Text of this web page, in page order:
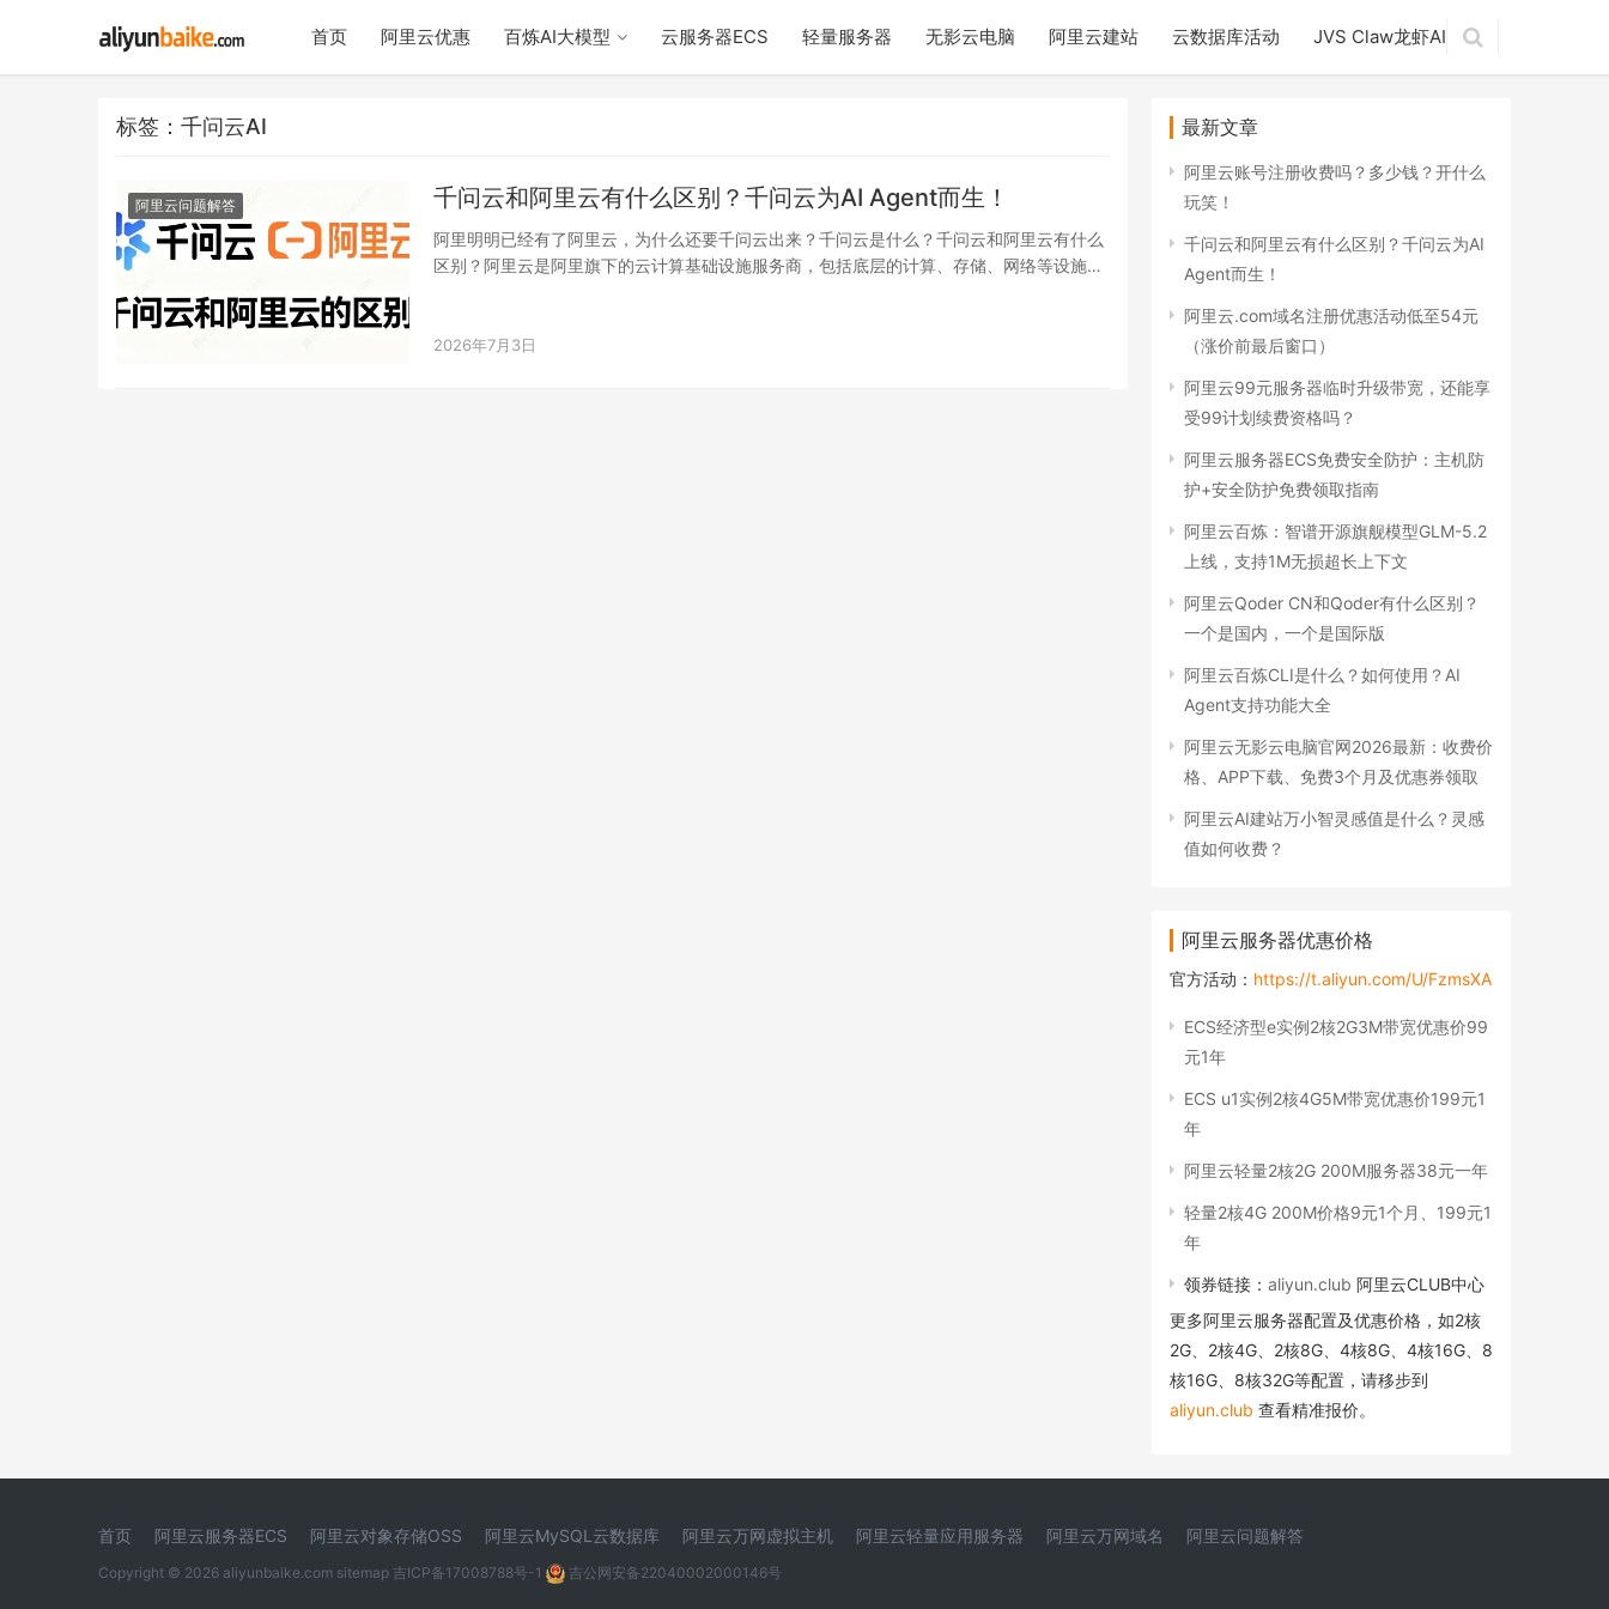
首页 阿里云优惠 百炼AI大模型 云服务器ECS 轻量服务器 无影云电脑 阿里云建站 云数据库活动 JVS Claw龙虾AI
标签：千问云AI
阿里云问题解答 千问云和阿里云有什么区别？千问云为AI Agent而生！
阿里明明已经有了阿里云，为什么还要千问云出来？千问云是什么？千问云和阿里云有什么
区别？阿里云是阿里旗下的云计算基础设施服务商，包括底层的计算、存储、网络等设施。
2026年7月3日
最新文章
阿里云账号注册收费吗？多少钱？开什么
玩笑！
千问云和阿里云有什么区别？千问云为AI
Agent而生！
阿里云.com域名注册优惠活动低至54元
（涨价前最后窗口）
阿里云99元服务器临时升级带宽，还能享
受99计划续费资格吗？
阿里云服务器ECS免费安全防护：主机防
护+安全防护免费领取指南
阿里云百炼：智谱开源旗舰模型GLM-5.2
上线，支持1M无损超长上下文
阿里云Qoder CN和Qoder有什么区别？
一个是国内，一个是国际版
阿里云百炼CLI是什么？如何使用？AI
Agent支持功能大全
阿里云无影云电脑官网2026最新：收费价
格、APP下载、免费3个月及优惠券领取
阿里云AI建站万小智灵感值是什么？灵感
值如何收费？
阿里云服务器优惠价格
官方活动： https://t.aliyun.com/U/FzmsXA
ECS经济型e实例2核2G3M带宽优惠价99
元1年
ECS u1实例2核4G5M带宽优惠价199元1
年
阿里云轻量2核2G 200M服务器38元一年
轻量2核4G 200M价格9元1个月、199元1
年
领券链接： aliyun.club 阿里云CLUB中心
更多阿里云服务器配置及优惠价格，如2核
2G、2核4G、2核8G、4核8G、4核16G、8
核16G、8核32G等配置，请移步到
aliyun.club 查看精准报价。
首页 阿里云服务器ECS 阿里云对象存储OSS 阿里云MySQL云数据库 阿里云万网虚拟主机 阿里云轻量应用服务器 阿里云万网域名 阿里云问题解答
Copyright © 2026 aliyunbaike.com sitemap 吉ICP备17008788号-1 吉公网安备22040002000146号